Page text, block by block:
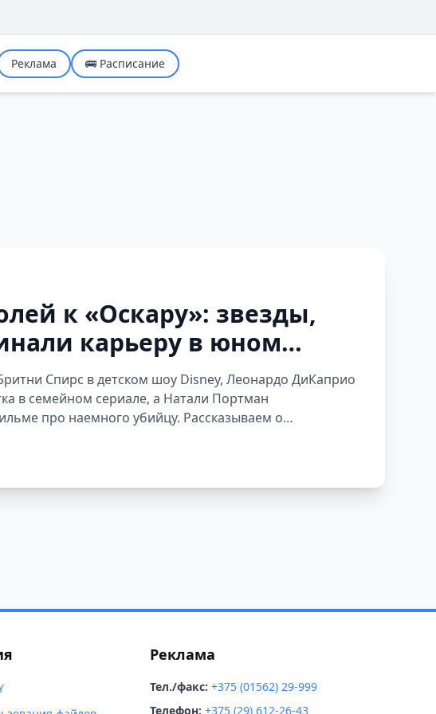
Реклама 🚌 Расписание
к «Оскару»: звезды,
карьеру в юном
Спирс в детском шоу Disney, Леонардо ДиКаприо
в семейном сериале, а Натали Портман
про наемного убийцу. Рассказываем о
Реклама
Тел./факс: +375 (01562) 29-999
Телефон: +375 (29) 612-26-43